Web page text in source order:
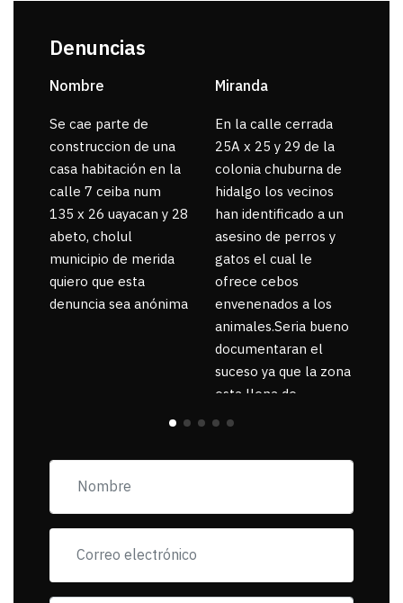
Denuncias
Nombre
Se cae parte de
construccion de una
casa habitación en la
calle 7 ceiba num
135 x 26 uayacan y 28
abeto, cholul
municipio de merida
quiero que esta
denuncia sea anónima
Miranda
En la calle cerrada
25A x 25 y 29 de la
colonia chuburna de
hidalgo los vecinos
han identificado a un
asesino de perros y
gatos el cual le
ofrece cebos
envenenados a los
animales.Seria bueno
documentaran el
suceso ya que la zona
esta llena de
pancartas de
exigiendo al asesino
muerta.